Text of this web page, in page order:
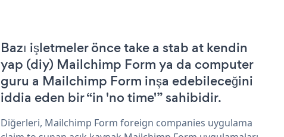
Bazı işletmeler önce take a stab at kendin
yap (diy) Mailchimp Form ya da computer
guru a Mailchimp Form inşa edebileceğini
iddia eden bir “in 'no time'” sahibidir.
Diğerleri, Mailchimp Form foreign companies uygulama